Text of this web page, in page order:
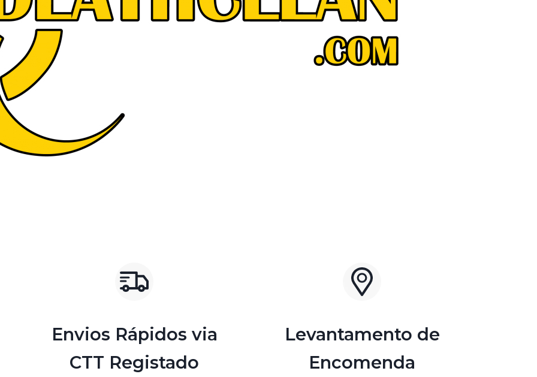
Envios Rápidos via
CTT Registado
Levantamento de
Encomenda